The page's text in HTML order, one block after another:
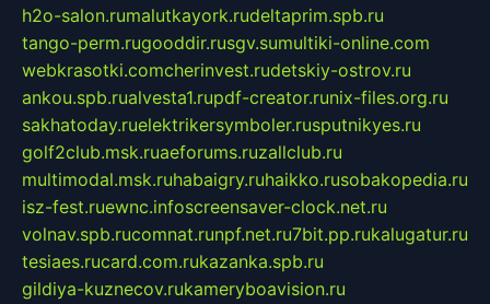
h2o-salon.rumalutkayork.rudeltaprim.spb.ru
tango-perm.rugooddir.rusgv.sumultiki-online.com
webkrasotki.comcherinvest.rudetskiy-ostrov.ru
ankou.spb.rualvesta1.rupdf-creator.runix-files.org.ru
sakhatoday.ruelektrikersymboler.rusputnikyes.ru
golf2club.msk.ruaeforums.ruzallclub.ru
multimodal.msk.ruhabaigry.ruhaikko.rusobakopedia.ru
isz-fest.ruewnc.infoscreensaver-clock.net.ru
volnav.spb.rucomnat.runpf.net.ru7bit.pp.rukalugatur.ru
tesiaes.rucard.com.rukazanka.spb.ru
gildiya-kuznecov.rukameryboavision.ru